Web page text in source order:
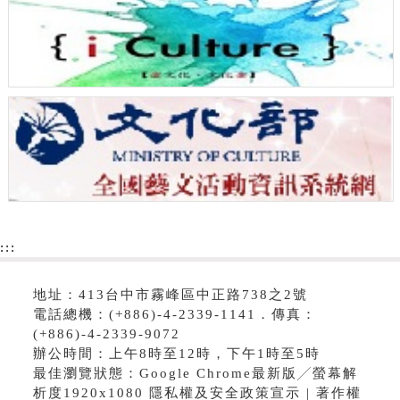
:::
地址：413台中市霧峰區中正路738之2號
電話總機：(+886)-4-2339-1141．傳真：
(+886)-4-2339-9072
辦公時間：上午8時至12時，下午1時至5時
最佳瀏覽狀態：Google Chrome最新版╱螢幕解
析度1920x1080 隱私權及安全政策宣示 | 著作權